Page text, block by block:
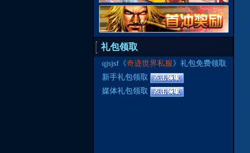
礼包领取
qjsjsf《奇迹世界私服》礼包免费领取
新手礼包领取
媒体礼包领取